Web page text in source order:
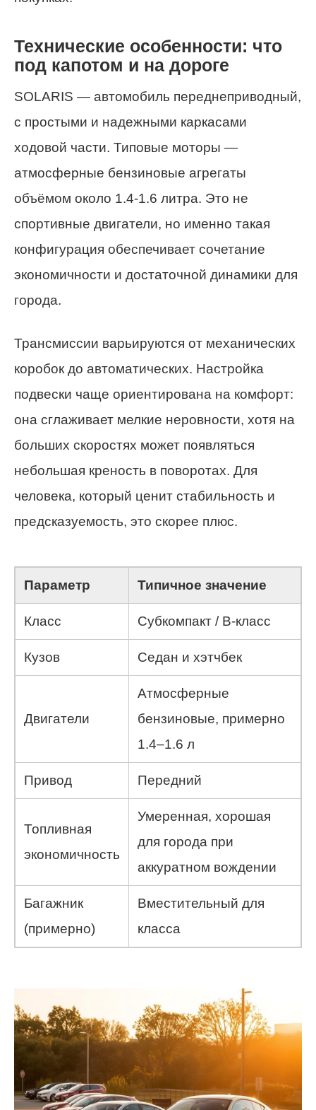
Технические особенности: что
под капотом и на дороге
SOLARIS — автомобиль переднеприводный,
с простыми и надежными каркасами
ходовой части. Типовые моторы —
атмосферные бензиновые агрегаты
объёмом около 1.4-1.6 литра. Это не
спортивные двигатели, но именно такая
конфигурация обеспечивает сочетание
экономичности и достаточной динамики для
города.
Трансмиссии варьируются от механических
коробок до автоматических. Настройка
подвески чаще ориентирована на комфорт:
она сглаживает мелкие неровности, хотя на
больших скоростях может появляться
небольшая креность в поворотах. Для
человека, который ценит стабильность и
предсказуемость, это скорее плюс.
Параметр Типичное значение
Класс Субкомпакт / B-класс
Кузов Седан и хэтчбек
Двигатели
Атмосферные
бензиновые, примерно
1.4–1.6 л
Привод Передний
Топливная
экономичность
Умеренная, хорошая
для города при
аккуратном вождении
Багажник
(примерно)
Вместительный для
класса